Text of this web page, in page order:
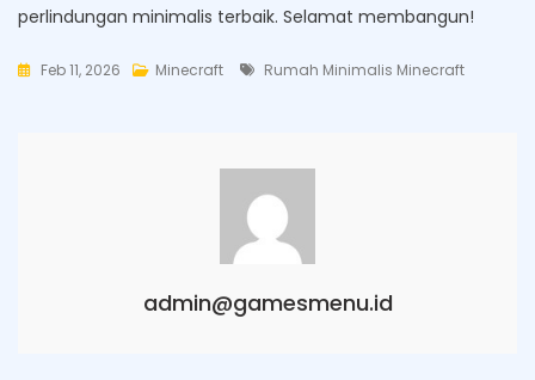
perlindungan minimalis terbaik. Selamat membangun!
Feb 11, 2026 Minecraft Tags
Rumah Minimalis Minecraft
admin@gamesmenu.id